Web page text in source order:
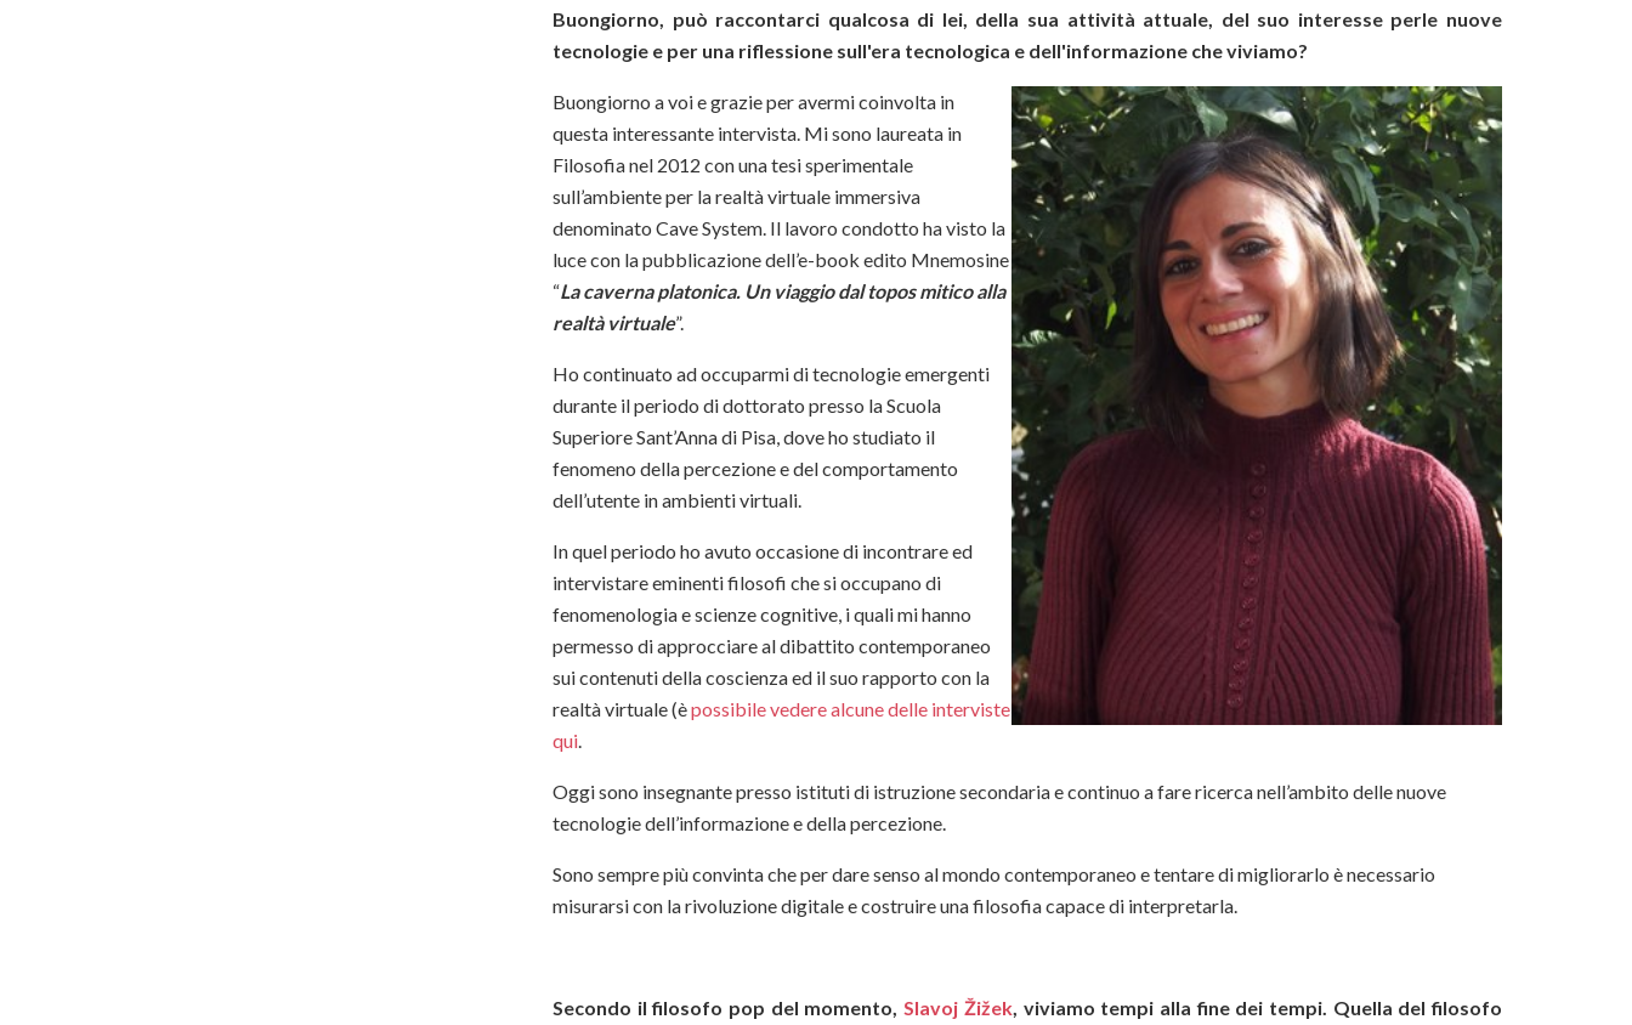
Buongiorno, può raccontarci qualcosa di lei, della sua attività attuale, del suo interesse perle nuove
tecnologie e per una riflessione sull'era tecnologica e dell'informazione che viviamo?
Buongiorno a voi e grazie per avermi coinvolta in
questa interessante intervista. Mi sono laureata in
Filosofia nel 2012 con una tesi sperimentale
sull’ambiente per la realtà virtuale immersiva
denominato Cave System. Il lavoro condotto ha visto la
luce con la pubblicazione dell’e-book edito Mnemosine
“La caverna platonica. Un viaggio dal topos mitico alla
realtà virtuale”.
Ho continuato ad occuparmi di tecnologie emergenti
durante il periodo di dottorato presso la Scuola
Superiore Sant’Anna di Pisa, dove ho studiato il
fenomeno della percezione e del comportamento
dell’utente in ambienti virtuali.
In quel periodo ho avuto occasione di incontrare ed
intervistare eminenti filosofi che si occupano di
fenomenologia e scienze cognitive, i quali mi hanno
permesso di approcciare al dibattito contemporaneo
sui contenuti della coscienza ed il suo rapporto con la
realtà virtuale (èpossibile vedere alcune delle interviste
qui
Oggi sono insegnante presso istituti di istruzione secondaria e continuo a fare ricerca nell’ambito delle nuove
tecnologie dell’informazione e della percezione.
Sono sempre più convinta che per dare senso al mondo contemporaneo e tentare di migliorarlo è necessario
misurarsi con la rivoluzione digitale e costruire una filosofia capace di interpretarla.
Secondo il filosofo pop del momento, Slavoj Žižek, viviamo tempi alla fine dei tempi. Quella del filosofo